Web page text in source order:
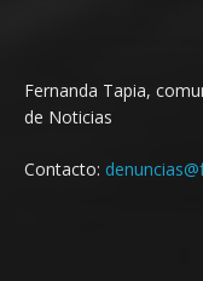
Fernanda Tapia,
de Noticias
Contacto: